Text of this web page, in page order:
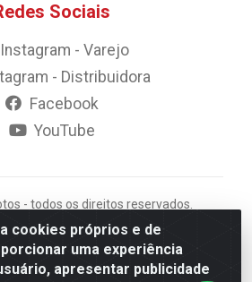
cookies próprios e de
uma experiência
apresentar publicidade
Sociais
Instagram - Varejo
- Distribuidora
Facebook
YouTube
- todos os direitos reservados.
motos distribuidora, importadora e
LTDA - CNPJ 09.262.859/0001-
Calixto 2900 - Catolé, Campina